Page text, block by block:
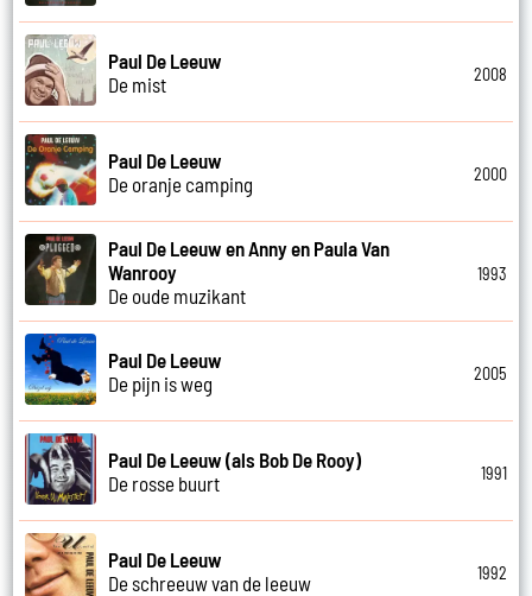
Paul De Leeuw
De mist
2008
Paul De Leeuw
De oranje camping
2000
Paul De Leeuw en Anny en Paula Van
Wanrooy
De oude muzikant
1993
Paul De Leeuw
De pijn is weg
2005
Paul De Leeuw (als Bob De Rooy)
De rosse buurt
1991
Paul De Leeuw
De schreeuw van de leeuw
1992